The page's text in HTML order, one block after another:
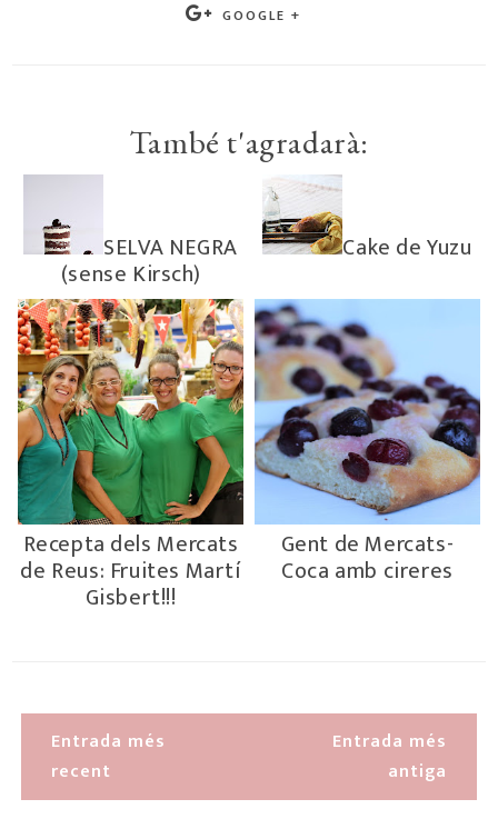
GOOGLE +
També t'agradarà:
SELVA NEGRA
(sense Kirsch)
Cake de Yuzu
Recepta dels Mercats
de Reus: Fruites Martí
Gisbert!!!
Gent de Mercats-
Coca amb cireres
Entrada més
recent
Entrada més
antiga